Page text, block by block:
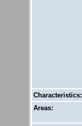
Characteristics:
Areas: